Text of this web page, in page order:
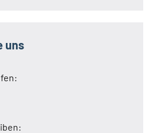
uns